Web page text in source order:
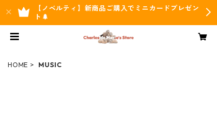
【ノベルティ】新商品ご購入でミニカードプレゼン
ト🌲
HOME MUSIC